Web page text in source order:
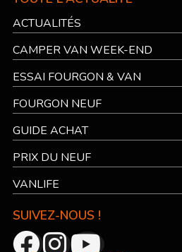
ACTUALITÉS
CAMPER VAN WEEK-END
ESSAI FOURGON & VAN
FOURGON NEUF
GUIDE ACHAT
PRIX DU NEUF
VANLIFE
SUIVEZ-NOUS !